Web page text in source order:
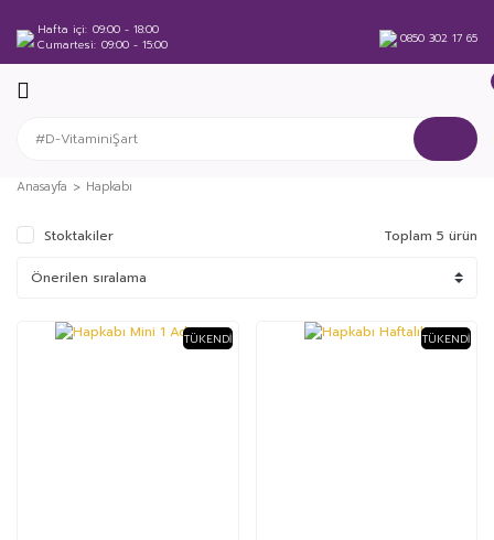
Hafta içi 09:00 - 18:00
Cumartesi 09:00 - 15:00 0850 302 17 65
Anasayfa Hapkabı
Stoktakiler Toplam 5 ürün
TÜKENDI TÜKENDI